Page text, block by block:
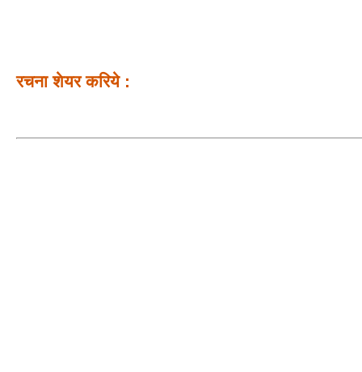
रचना शेयर करिये :